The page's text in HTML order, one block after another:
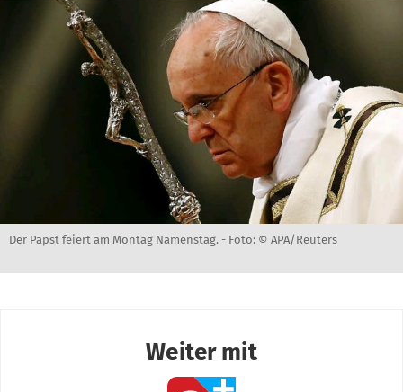
Der Papst feiert am Montag Namenstag. - Foto: © APA/Reuters